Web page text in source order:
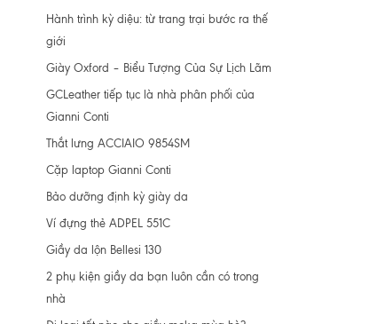
Hành trình kỳ diệu: từ trang trại bước ra thế
giới
Giày Oxford – Biểu Tượng Của Sự Lịch Lãm
GCLeather tiếp tục là nhà phân phối của
Gianni Conti
Thắt lưng ACCIAIO 9854SM
Cặp laptop Gianni Conti
Bảo dưỡng định kỳ giày da
Ví đựng thẻ ADPEL 551C
Giầy da lộn Bellesi 130
2 phụ kiện giầy da bạn luôn cần có trong
nhà